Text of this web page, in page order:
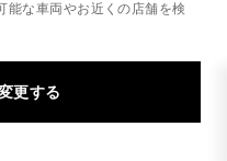
能な車両やお近くの店舗を検